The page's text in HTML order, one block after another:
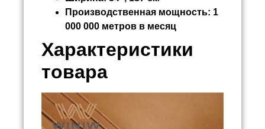
Производственная мощность: 1
000 000 метров в месяц
Характеристики
товара